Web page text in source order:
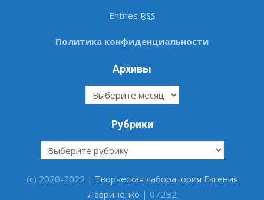
Entries RSS
Политика конфиденциальности
Архивы
Архивы
Рубрики
Рубрики
(c) 2020-2022 | Творческая лаборатория Евгения
Лавриненко | 072B2